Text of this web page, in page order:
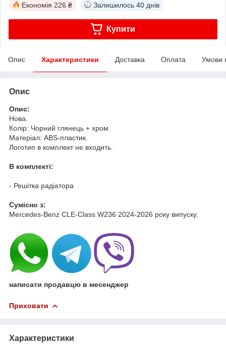
Економія 226 ₴ Залишилось 40 днів
Купити
Опис Характеристики Доставка Оплата Умови
Опис
Опис:
Нова.
Колір: Чорний глянець + хром.
Матеріал: ABS-пластик.
Логотип в комплект не входить.
В комплекті:
- Решітка радіатора
Cумісно з:
Mercedes-Benz CLE-Class W236 2024-2026 року випуску.
написати продавцю в месенджер
Приховати
Характеристики